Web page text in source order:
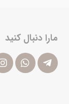
مارا دنبال کنید